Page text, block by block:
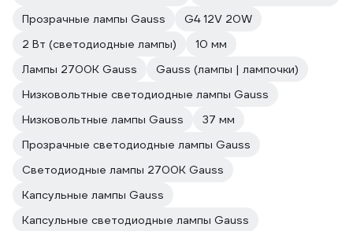
Прозрачные лампы Gauss
G4 12V 20W
2 Вт (светодиодные лампы)
10 мм
Лампы 2700К Gauss
Gauss (лампы | лампочки)
Низковольтные светодиодные лампы Gauss
Низковольтные лампы Gauss
37 мм
Прозрачные светодиодные лампы Gauss
Светодиодные лампы 2700K Gauss
Капсульные лампы Gauss
Капсульные светодиодные лампы Gauss